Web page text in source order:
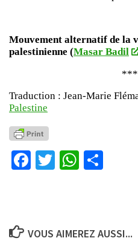
Mouvement alternatif de la
palestinienne (Masar Badil
Traduction : Jean-Marie
Palestine
Facebook
Twitter
VOUS AIMEREZ AUSSI...